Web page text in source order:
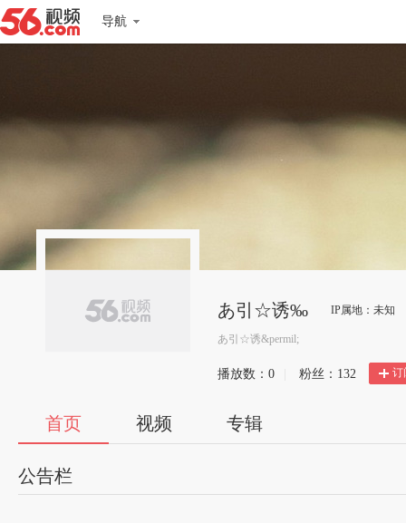
导航
あ引☆诱‰ IP属地：未知
あ引☆诱&permil;
播放数： 0 粉丝： 132 订
首页 视频 专辑
公告栏